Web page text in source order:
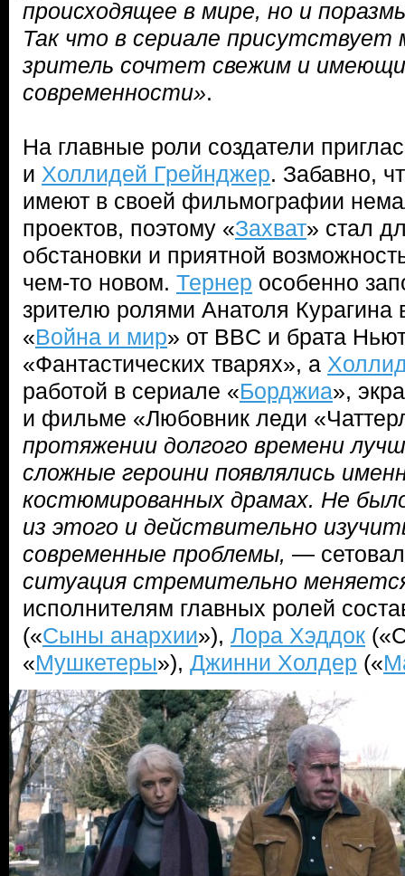
происходящее в мире, но и
Так что в сериале присутствует
зритель сочтет свежим и
современности».
На главные роли создатели
и Холлидей Грейнджер. Забавно,
имеют в своей фильмографии
проектов, поэтому «Захват» стал
обстановки и приятной
чем-то новом. Тернер особенно
зрителю ролями Анатоля Курагина
«Война и мир» от BBC и брата
«Фантастических тварях», а
работой в сериале «Борджиа»,
и фильме «Любовник леди
протяжении долгого времени
сложные героини появлялись
костюмированных драмах. Не
из этого и действительно
современные проблемы, —
ситуация стремительно
исполнителям главных ролей
(«Сыны анархии»), Лора Хэддок
«Мушкетеры»), Джинни Холдер («